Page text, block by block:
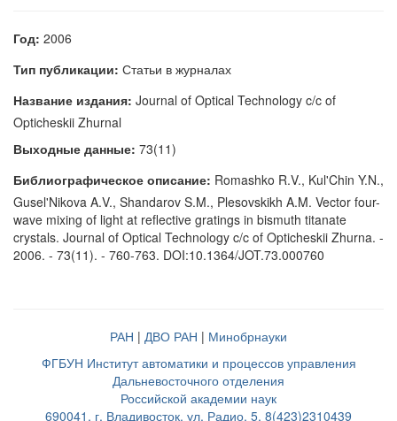
Год: 2006
Тип публикации: Статьи в журналах
Название издания: Journal of Optical Technology c/c of
Opticheskii Zhurnal
Выходные данные: 73(11)
Библиографическое описание: Romashko R.V., Kul'Chin Y.N.,
Gusel'Nikova A.V., Shandarov S.M., Plesovskikh A.M. Vector four-
wave mixing of light at reflective gratings in bismuth titanate
crystals. Journal of Optical Technology c/c of Opticheskii Zhurna. -
2006. - 73(11). - 760-763. DOI:10.1364/JOT.73.000760
РАН | ДВО РАН | Минобрнауки
ФГБУН Институт автоматики и процессов управления
Дальневосточного отделения
Российской академии наук
690041, г. Владивосток, ул. Радио, 5, 8(423)2310439